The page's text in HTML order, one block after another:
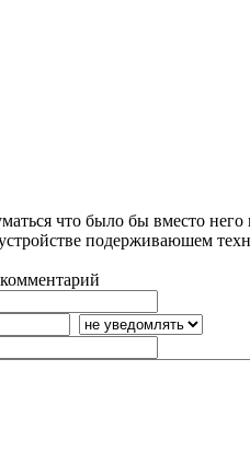
что было бы вместо
подерживаюшем